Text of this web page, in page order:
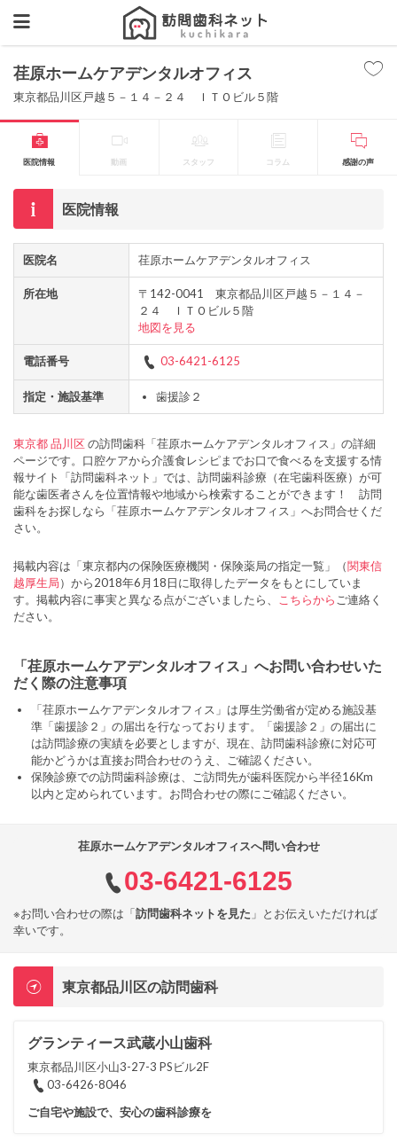
荏原ホームケアデンタルオフィス
東京都品川区戸越５－１４－２４ ＩＴＯビル５階
医院情報 動画 スタッフ コラム 感謝の声
医院情報
医院名 荏原ホームケアデンタルオフィス
所在地
〒142-0041 東京都品川区戸越５－１４－
２４ ＩＴＯビル５階
地図を見る
電話番号 03-6421-6125
指定・施設基準 歯援診２
東京都品川区の訪問歯科「荏原ホームケアデンタルオフィス」の詳細
ページです。口腔ケアから介護食レシピまでお口で食べるを支援する情
報サイト「訪問歯科ネット」では、訪問歯科診療（在宅歯科医療）が可
能な歯医者さんを位置情報や地域から検索することができます！ 訪問
歯科をお探しなら「荏原ホームケアデンタルオフィス」へお問合せくだ
さい。
掲載内容は「東京都内の保険医療機関・保険薬局の指定一覧」（関東信
越厚生局）から2018年6月18日に取得したデータをもとにしていま
す。掲載内容に事実と異なる点がございましたら、
こちらから ご連絡く
ださい。
「荏原ホームケアデンタルオフィス」へお問い合わせいた
だく際の注意事項
「荏原ホームケアデンタルオフィス」は厚生労働省が定める施設基
準「歯援診２」の届出を行なっております。「歯援診２」の届出に
は訪問診療の実績を必要としますが、現在、訪問歯科診療に対応可
能かどうかは直接お問合わせのうえ、ご確認ください。
保険診療での訪問歯科診療は、ご訪問先が歯科医院から半径16Km
以内と定められています。お問合わせの際にご確認ください。
荏原ホームケアデンタルオフィスへ問い合わせ
03-6421-6125
※お問い合わせの際は「訪問歯科ネットを見た 」とお伝えいただければ
幸いです。
東京都品川区の訪問歯科
グランティース武蔵小山歯科
東京都品川区小山3-27-3 PSビル2F
03-6426-8046
ご自宅や施設で、安心の歯科診療を